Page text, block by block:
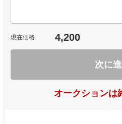
現在価格 4,200
次に
オークションは